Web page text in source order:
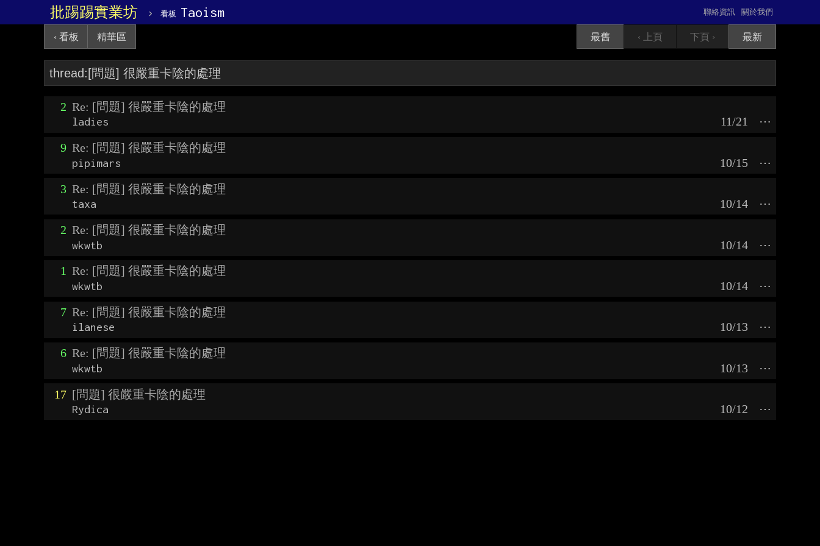
批踢踢實業坊 › 看板 Taoism 關於我們
聯絡資訊
‹ 看板 精華區 最舊 ‹ 上頁 下頁 › 最新
2 Re: [問題] 很嚴重卡陰的處理
ladies ⋯
11/21
9 Re: [問題] 很嚴重卡陰的處理
pipimars ⋯
10/15
3 Re: [問題] 很嚴重卡陰的處理
taxa ⋯
10/14
2 Re: [問題] 很嚴重卡陰的處理
wkwtb ⋯
10/14
1 Re: [問題] 很嚴重卡陰的處理
wkwtb ⋯
10/14
7 Re: [問題] 很嚴重卡陰的處理
ilanese ⋯
10/13
6 Re: [問題] 很嚴重卡陰的處理
wkwtb ⋯
10/13
17 [問題] 很嚴重卡陰的處理
Rydica ⋯
10/12